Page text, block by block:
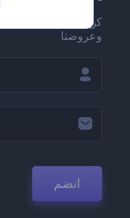
كن من بين أوائل من
وعروضنا
انضم